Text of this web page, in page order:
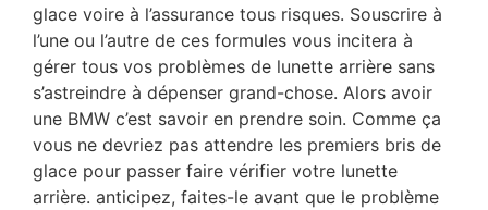
glace voire à l’assurance tous risques. Souscrire à
l’une ou l’autre de ces formules vous incitera à
gérer tous vos problèmes de lunette arrière sans
s’astreindre à dépenser grand-chose. Alors avoir
une BMW c’est savoir en prendre soin. Comme ça
vous ne devriez pas attendre les premiers bris de
glace pour passer faire vérifier votre lunette
arrière. anticipez, faites-le avant que le problème